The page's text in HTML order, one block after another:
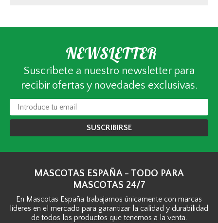
NEWSLETTER
Suscríbete a nuestro newsletter para
recibir ofertas y novedades exclusivas.
SUSCRIBIRSE
MASCOTAS ESPAÑA - TODO PARA
MASCOTAS 24/7
En Mascotas España trabajamos únicamente con marcas
líderes en el mercado para garantizar la calidad y durabilidad
de todos los productos que tenemos a la venta.